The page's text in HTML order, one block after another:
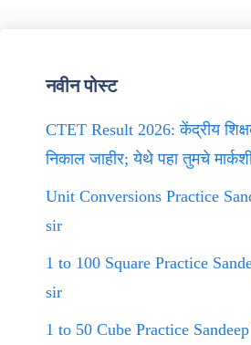
नवीन पोस्ट
CTET Result 2026: केंद्रीय
निकाल जाहीर; येथे पहा तुमचे
Unit Conversions Practice
sir
1 to 100 Square Practice
sir
1 to 50 Cube Practice